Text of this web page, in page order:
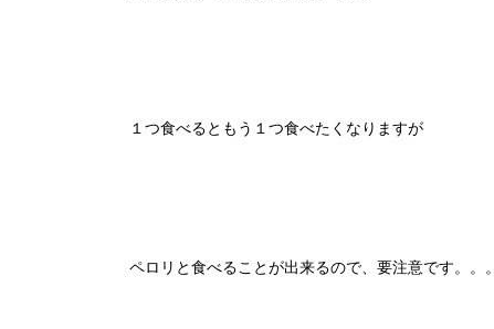
１つ食べるともう１つ食べたくなりますが
ペロリと食べることが出来るので、要注意です。。。